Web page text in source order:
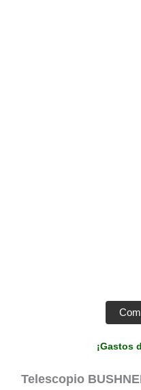
¡Gastos
Telescopio